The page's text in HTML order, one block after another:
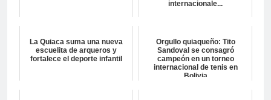
internacionale...
La Quiaca suma una nueva
escuelita de arqueros y
fortalece el deporte infantil
Orgullo quiaqueño: Tito
Sandoval se consagró
campeón en un torneo
internacional de tenis en
Bolivia